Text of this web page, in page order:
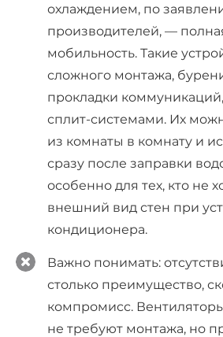
охлаждением, по
производителей, —
мобильность. Такие
сложного монтажа, бу
прокладки коммуникаций,
сплит-системами. Их
из комнаты в комнату и
сразу после заправки
особенно для тех, кто не
внешний вид стен при
кондиционера.
Важно понимать:
столько преимущество,
компромисс.
не требуют монтажа, но